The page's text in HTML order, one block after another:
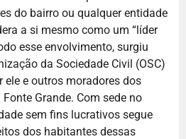
do bairro ou qualquer entidade
a si mesmo como um “líder
esse envolvimento, surgiu
da Sociedade Civil (OSC)
e outros moradores dos
Grande. Com sede no
sem fins lucrativos segue
dos habitantes dessas